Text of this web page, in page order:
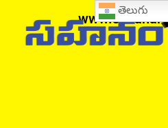
తెలుగు